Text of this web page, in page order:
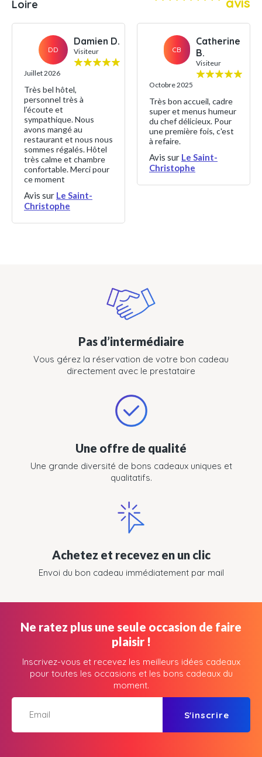
Loire
DD
Damien D.
Visiteur
Juillet 2026
Très bel hôtel,
personnel très à
l’écoute et
sympathique. Nous
avons mangé au
restaurant et nous nous
sommes régalés. Hôtel
très calme et chambre
confortable. Merci pour
ce moment
Avis sur Le Saint-
Christophe
CB
Catherine
B.
Visiteur
Octobre 2025
Très bon accueil, cadre
super et menus humeur
du chef délicieux. Pour
une première fois, c'est
à refaire.
Avis sur Le Saint-
Christophe
Pas d’intermédiaire
Vous gérez la réservation de votre bon cadeau
directement avec le prestataire
Une offre de qualité
Une grande diversité de bons cadeaux uniques et
qualitatifs.
Achetez et recevez en un clic
Envoi du bon cadeau immédiatement par mail
Ne ratez plus une seule occasion de faire
plaisir !
Inscrivez-vous et recevez les meilleurs idées cadeaux
pour toutes les occasions et les bons cadeaux du
moment.
S'inscrire